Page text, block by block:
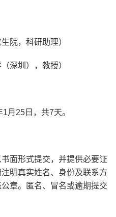
院，科研助理）
深圳），教授）
月25日，共7天。
面形式提交，并提供必要证
明真实姓名、身份及联系方
章。匿名、冒名或逾期提交